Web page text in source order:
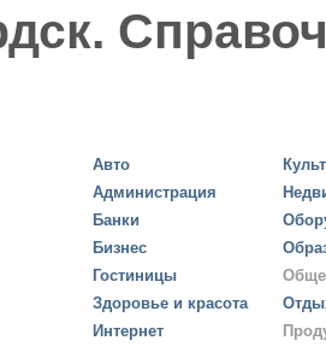
Авто
Администрация
Банки
Бизнес
Гостиницы
Здоровье и красота
Интернет